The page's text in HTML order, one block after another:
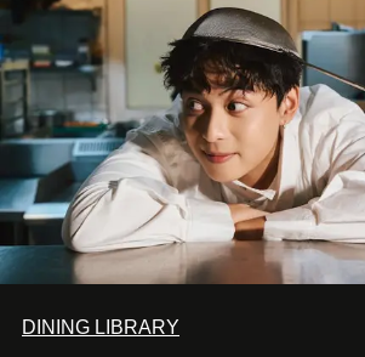
DINING LIBRARY